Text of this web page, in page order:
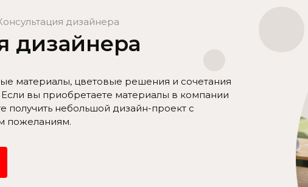
дизайнера
дизайнера
материалы, цветовые решения и сочетания
вы приобретаете материалы в компании
получить небольшой дизайн-проект с
пожеланиям.